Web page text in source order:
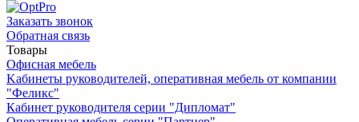
Заказать звонок
Обратная связь
Товары
Офисная мебель
Kабинеты руководителей, оперативная мебель от компании
"Феликс"
Кабинет руководителя серии "Дипломат"